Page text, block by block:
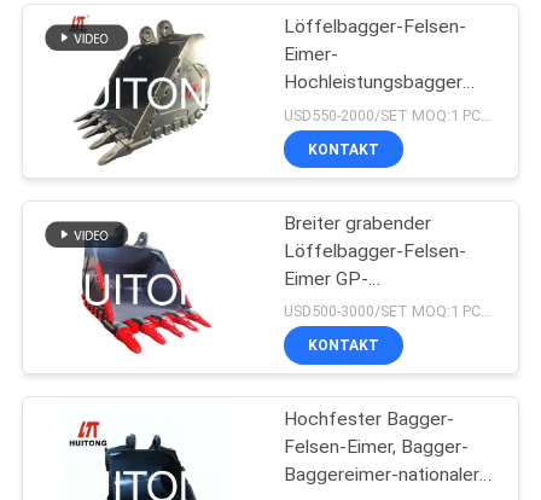
QUALITÄTSKONTROLLE
NEUIGKEITEN
BITTE UM
EIN
ANGEBOT
SEITENVERZEICHNIS
DATENSCHUTZ-
BESTIMMUNGEN
Löffelbagger-Felsen-
Eimer-
Hochleistungsbagger
Bucket Pc220 Zx220
KONTAKT
Breiter grabender
Löffelbagger-Felsen-
Eimer GP-
Hochleistungsbagger-
Bucket Q355B
USD500-3000/SET MOQ:1 PCS/SET
KONTAKT
Hochfester Bagger-
Felsen-Eimer, Bagger-
Baggereimer-nationaler